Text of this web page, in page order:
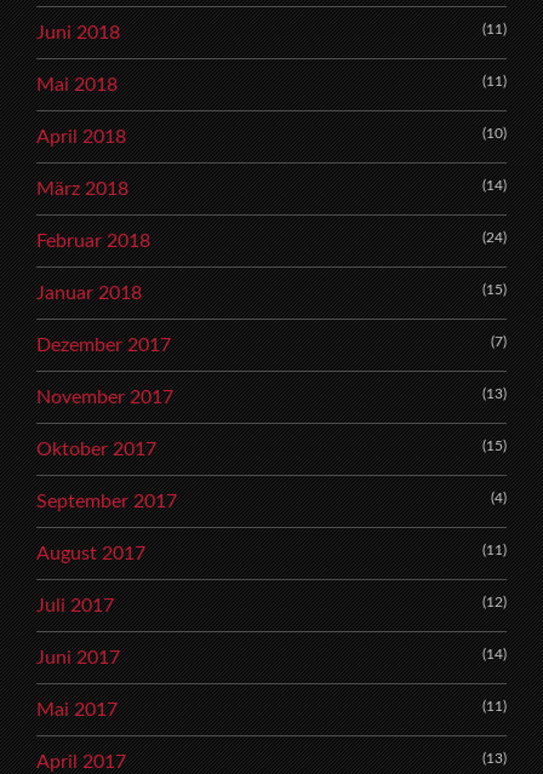
Juni 2018 (11)
Mai 2018 (11)
April 2018 (10)
März 2018 (14)
Februar 2018 (24)
Januar 2018 (15)
Dezember 2017 (7)
November 2017 (13)
Oktober 2017 (15)
September 2017 (4)
August 2017 (11)
Juli 2017 (12)
Juni 2017 (14)
Mai 2017 (11)
April 2017 (13)